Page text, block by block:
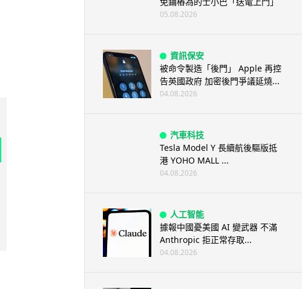
05.08.2026
資訊保安
被命令製造「後門」 Apple 再控
告英國政府 加密後門爭議延燒...
04.08.2026
汽車科技
Tesla Model Y 長續航後驅版抵
港 YOHO MALL ...
04.08.2026
人工智能
據報中國憂美國 AI 變武器 不滿
Anthropic 拒正常存取...
04.08.2026